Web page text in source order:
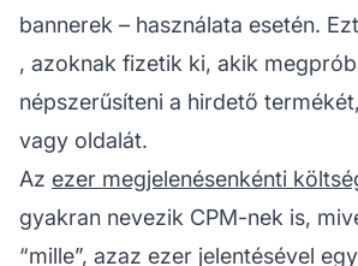
bannerek – használata esetén.
, azoknak fizetik ki, akik
népszerűsíteni a hirdető
vagy oldalát.
Az ezer megjelenésenkénti
gyakran nevezik CPM-nek is,
“mille”, azaz ezer jelentésével